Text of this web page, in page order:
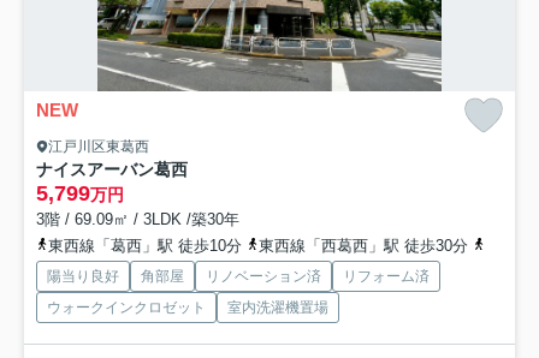
NEW
江戸川区東葛西
ナイスアーバン葛西
5,799万円
3階 / 69.09㎡ / 3LDK /築30年
東西線「葛西」駅 徒歩10分
東西線「西葛西」駅 徒歩30分
陽当り良好 角部屋 リノベーション済
リフォーム済
ウォークインクロゼット
室内洗濯機置場